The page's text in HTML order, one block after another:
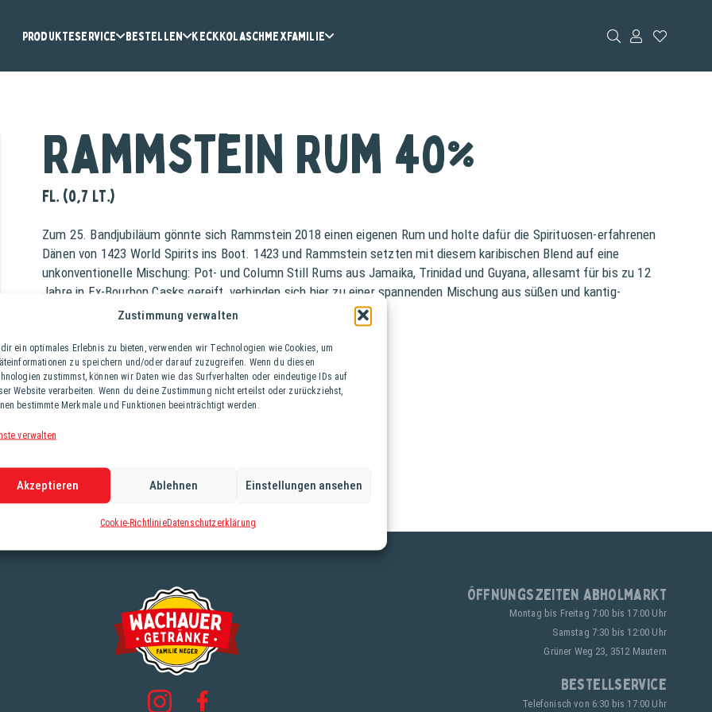
Zustimmung verwalten
ein optimales Erlebnis zu bieten, verwenden wir Technologien wie Cookies, um
zu speichern und/oder darauf zuzugreifen. Wenn du diesen
zustimmst, können wir Daten wie das Surfverhalten oder eindeutige IDs auf
Website verarbeiten. Wenn du deine Zustimmung nicht erteilst oder zurückziehst,
bestimmte Merkmale und Funktionen beeinträchtigt werden.
verwalten
Akzeptieren Ablehnen Einstellungen ansehen
Cookie-RichtlinieDatenschutzerklärung
ProdukteService Bestellen KeckKolaSchmexFamilie
Rammstein Rum 40%
Fl. (0,7 lt.)
Zum 25. Bandjubiläum gönnte sich Rammstein 2018 einen eigenen Rum und holte dafür die Spirituosen-erfahrenen
Dänen von 1423 World Spirits ins Boot. 1423 und Rammstein setzten mit diesem karibischen Blend auf eine
unkonventionelle Mischung: Pot- und Column Still Rums aus Jamaika, Trinidad und Guyana, allesamt für bis zu 12
Jahre in Ex-Bourbon Casks gereift, verbinden sich hier zu einer spannenden Mischung aus süßen und kantig-
würzigen Aromen.
Öffnungszeiten Abholmarkt
Montag bis Freitag 7:00 bis 17:00 Uhr
Samstag 7:30 bis 12:00 Uhr
Grüner Weg 23, 3512 Mautern
Bestellservice
Telefonisch von 6:30 bis 17:00 Uhr